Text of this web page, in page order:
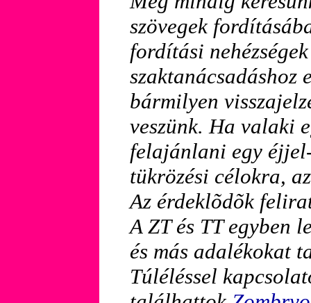
szövegek
fordítási
szaktanácsadáshoz
bármilyen
veszünk. Ha valaki
felajánlani egy
tükrözési célokra,
Az érdeklõdõk
A ZT és TT egyben
és más adalékokat
Túléléssel